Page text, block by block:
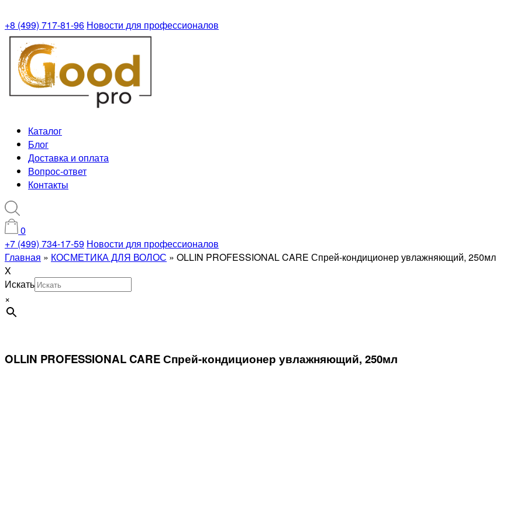
+8 (499) 717-81-96 Новости для профессионалов
Каталог
Блог
Доставка и оплата
Вопрос-ответ
Контакты
0
+7 (499) 734-17-59 Новости для профессионалов
Главная » КОСМЕТИКА ДЛЯ ВОЛОС » OLLIN PROFESSIONAL CARE Спрей-кондиционер увлажняющий, 250мл
X
Искать
×
OLLIN PROFESSIONAL CARE Спрей-кондиционер увлажняющий, 250мл